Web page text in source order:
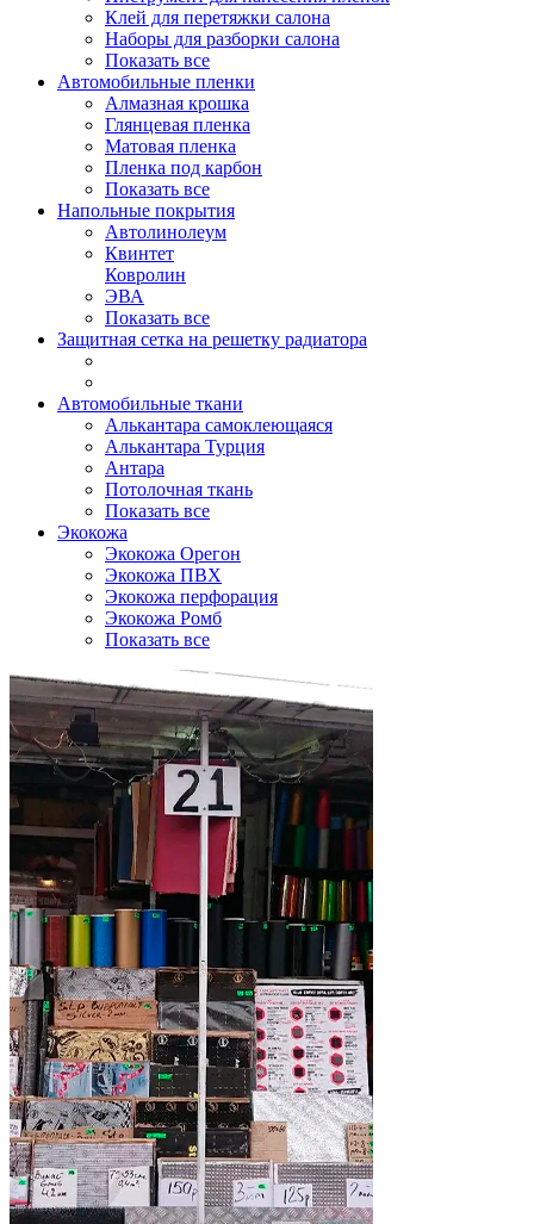
Клей для перетяжки салона
Наборы для разборки салона
Показать все
Автомобильные пленки
Алмазная крошка
Глянцевая пленка
Матовая пленка
Пленка под карбон
Показать все
Напольные покрытия
Автолинолеум
Квинтет
Ковролин
ЭВА
Показать все
Защитная сетка на решетку радиатора
Автомобильные ткани
Алькантара самоклеющаяся
Алькантара Турция
Антара
Потолочная ткань
Показать все
Экокожа
Экокожа Орегон
Экокожа ПВХ
Экокожа перфорация
Экокожа Ромб
Показать все